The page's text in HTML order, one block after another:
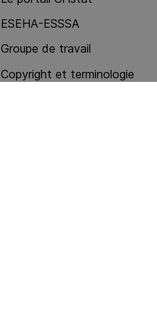
ESEHA-ESSSA
Groupe de travail
Copyright et terminologie